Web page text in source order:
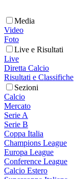
Media
Video
Foto
Live e Risultati
Live
Diretta Calcio
Risultati e Classifiche
Sezioni
Calcio
Mercato
Serie A
Serie B
Coppa Italia
Champions League
Europa League
Conference League
Calcio Estero